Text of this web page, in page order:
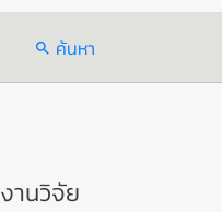
ค้นหา
งานวิจัย